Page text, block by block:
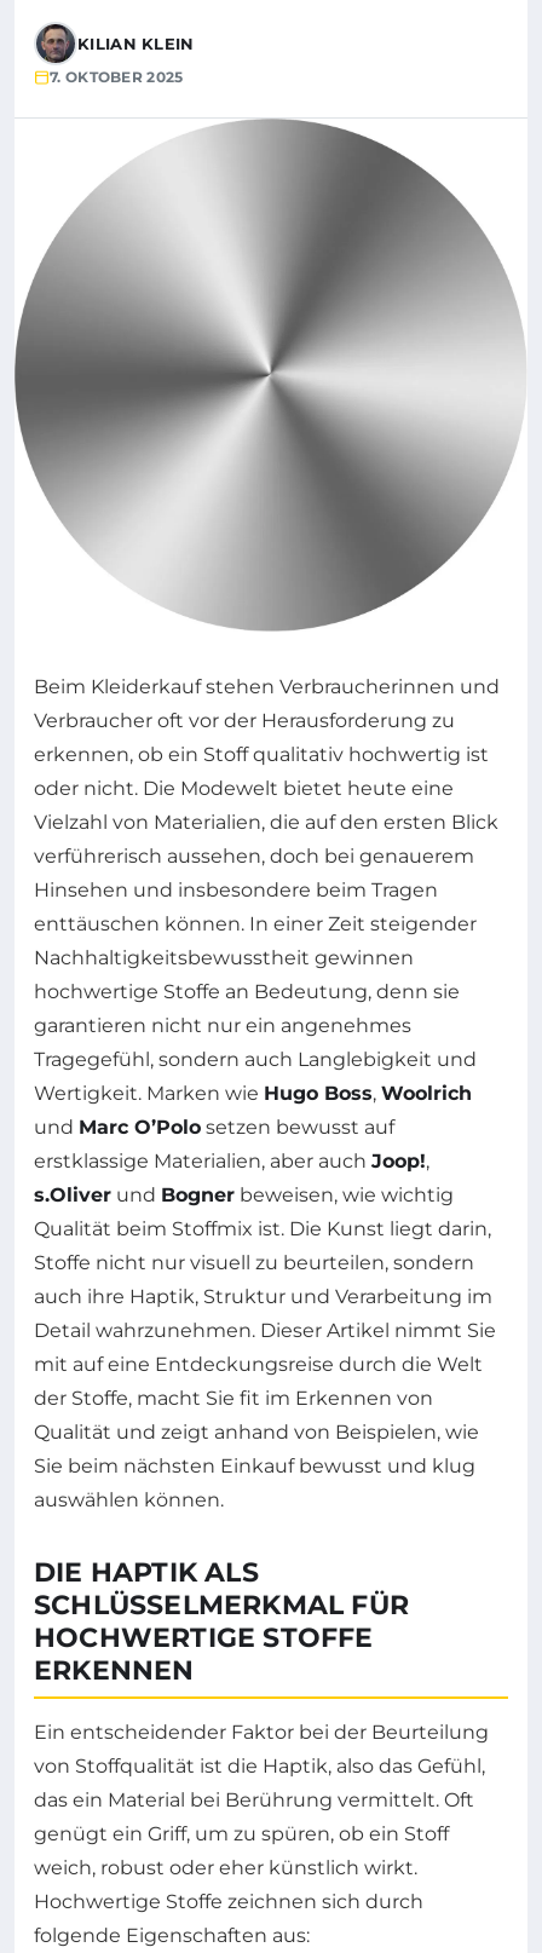
KILIAN KLEIN
7. OKTOBER 2025
Beim Kleiderkauf stehen Verbraucherinnen und
Verbraucher oft vor der Herausforderung zu
erkennen, ob ein Stoff qualitativ hochwertig ist
oder nicht. Die Modewelt bietet heute eine
Vielzahl von Materialien, die auf den ersten Blick
verführerisch aussehen, doch bei genauerem
Hinsehen und insbesondere beim Tragen
enttäuschen können. In einer Zeit steigender
Nachhaltigkeitsbewusstheit gewinnen
hochwertige Stoffe an Bedeutung, denn sie
garantieren nicht nur ein angenehmes
Tragegefühl, sondern auch Langlebigkeit und
Wertigkeit. Marken wie Hugo Boss, Woolrich
und Marc O’Polo setzen bewusst auf
erstklassige Materialien, aber auch Joop!,
s.Oliver und Bogner beweisen, wie wichtig
Qualität beim Stoffmix ist. Die Kunst liegt darin,
Stoffe nicht nur visuell zu beurteilen, sondern
auch ihre Haptik, Struktur und Verarbeitung im
Detail wahrzunehmen. Dieser Artikel nimmt Sie
mit auf eine Entdeckungsreise durch die Welt
der Stoffe, macht Sie fit im Erkennen von
Qualität und zeigt anhand von Beispielen, wie
Sie beim nächsten Einkauf bewusst und klug
auswählen können.
DIE HAPTIK ALS
SCHLÜSSELMERKMAL FÜR
HOCHWERTIGE STOFFE
ERKENNEN
Ein entscheidender Faktor bei der Beurteilung
von Stoffqualität ist die Haptik, also das Gefühl,
das ein Material bei Berührung vermittelt. Oft
genügt ein Griff, um zu spüren, ob ein Stoff
weich, robust oder eher künstlich wirkt.
Hochwertige Stoffe zeichnen sich durch
folgende Eigenschaften aus: